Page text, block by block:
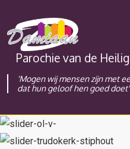
Parochie van de
'Mogen wij mensen zijn met
dat hun geloof hen goed doet'